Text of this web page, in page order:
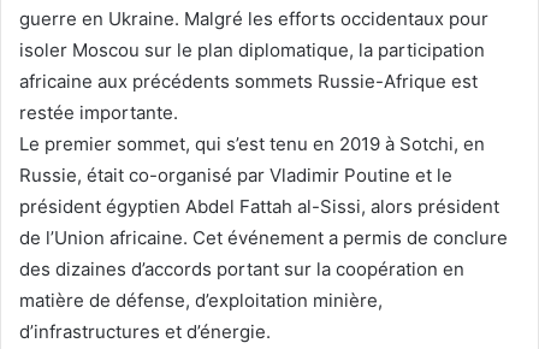
guerre en Ukraine. Malgré les efforts occidentaux pour
isoler Moscou sur le plan diplomatique, la participation
africaine aux précédents sommets Russie-Afrique est
restée importante.
Le premier sommet, qui s’est tenu en 2019 à Sotchi, en
Russie, était co-organisé par Vladimir Poutine et le
président égyptien Abdel Fattah al-Sissi, alors président
de l’Union africaine. Cet événement a permis de conclure
des dizaines d’accords portant sur la coopération en
matière de défense, d’exploitation minière,
d’infrastructures et d’énergie.